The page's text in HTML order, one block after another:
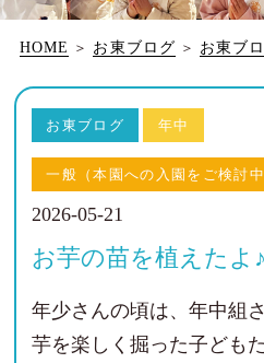
HOME ＞ お東ブログ ＞ お東ブ
お東ブログ 年中
一般（本園への入園をご検討中
2026-05-21
お芋の苗を植えたよ♪
年少さんの頃は、年中組
芋を楽しく掘った子ども